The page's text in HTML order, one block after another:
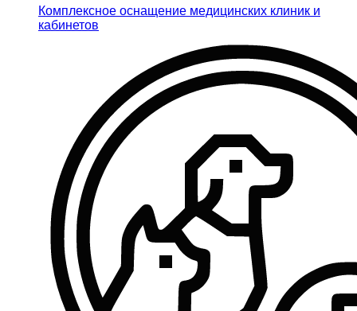
Комплексное оснащение медицинских клиник и
кабинетов